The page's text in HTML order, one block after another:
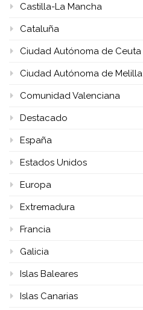
Castilla-La Mancha
Cataluña
Ciudad Autónoma de Ceuta
Ciudad Autónoma de Melilla
Comunidad Valenciana
Destacado
España
Estados Unidos
Europa
Extremadura
Francia
Galicia
Islas Baleares
Islas Canarias